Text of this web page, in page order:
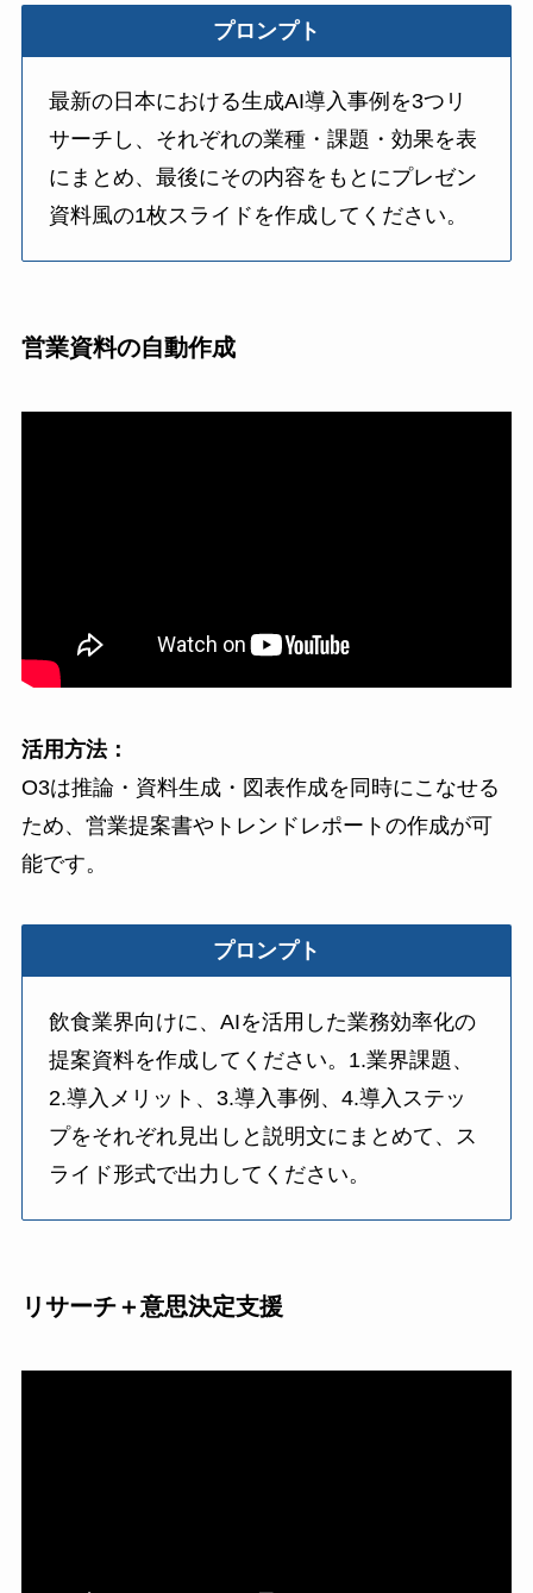
プロンプト
最新の日本における生成AI導入事例を3つリ
サーチし、それぞれの業種・課題・効果を表
にまとめ、最後にその内容をもとにプレゼン
資料風の1枚スライドを作成してください。
営業資料の自動作成
活用方法：
O3は推論・資料生成・図表作成を同時にこなせる
ため、営業提案書やトレンドレポートの作成が可
能です。
プロンプト
飲食業界向けに、AIを活用した業務効率化の
提案資料を作成してください。1.業界課題、
2.導入メリット、3.導入事例、4.導入ステッ
プをそれぞれ見出しと説明文にまとめて、ス
ライド形式で出力してください。
リサーチ＋意思決定支援